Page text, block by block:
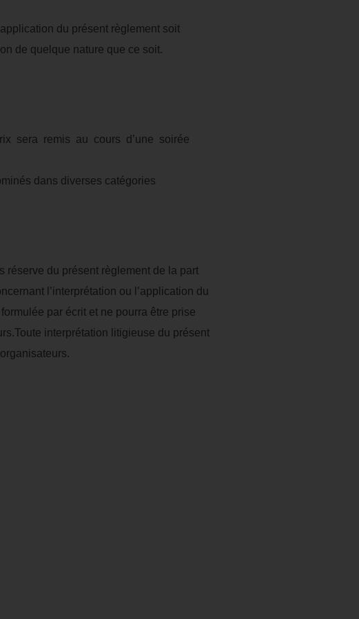
du présent règlement soit
de quelque nature que ce soit.
sera remis au cours d’une soirée
dans diverses catégories
réserve du présent règlement de la part
l’interprétation ou l’application du
par écrit et ne pourra être prise
interprétation litigieuse du présent